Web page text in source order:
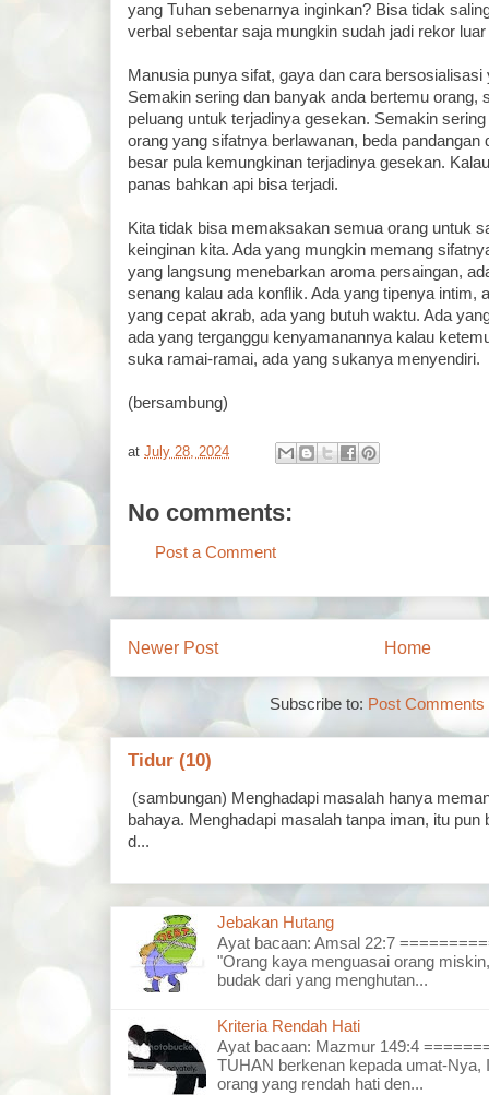
yang Tuhan sebenarnya inginkan? Bisa tidak
verbal sebentar saja mungkin sudah jadi rekor
Manusia punya sifat, gaya dan cara bersosialisasi
Semakin sering dan banyak anda bertemu orang,
peluang untuk terjadinya gesekan. Semakin
orang yang sifatnya berlawanan, beda pandangan
besar pula kemungkinan terjadinya gesekan.
panas bahkan api bisa terjadi.
Kita tidak bisa memaksakan semua orang untuk
keinginan kita. Ada yang mungkin memang
yang langsung menebarkan aroma persaingan,
senang kalau ada konflik. Ada yang tipenya intim,
yang cepat akrab, ada yang butuh waktu. Ada
ada yang terganggu kenyamanannya kalau
suka ramai-ramai, ada yang sukanya menyendiri.
(bersambung)
at July 28, 2024
No comments:
Post a Comment
Newer Post Home
Subscribe to: Post Comments
Tidur (10)
(sambungan) Menghadapi masalah hanya
bahaya. Menghadapi masalah tanpa iman, itu
d...
Jebakan Hutang
Ayat bacaan: Amsal 22:7
"Orang kaya menguasai orang
budak dari yang menghutan...
Kriteria Rendah Hati
Ayat bacaan: Mazmur 149:4
TUHAN berkenan kepada umat-Nya,
orang yang rendah hati den...